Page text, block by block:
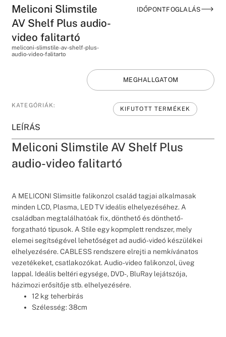
IDŐPONTFOGLALÁS
Meliconi Slimstile
AV Shelf Plus audio-
video falitartó
meliconi-slimstile-av-shelf-plus-
audio-video-falitarto
MEGHALLGATOM
KATEGÓRIÁK:
KIFUTOTT TERMÉKEK
LEÍRÁS
Meliconi Slimstile AV Shelf Plus
audio-video falitartó
A MELICONI Slimsitle falikonzol család tagjai alkalmasak
minden LCD, Plasma, LED TV ideális elhelyezéséhez. A
családban megtalálhatóak fix, dönthető és dönthető-
forgatható típusok. A Stile egy kopmplett rendszer, mely
elemei segítségével lehetőséget ad audió-videó készülékei
elhelyezésére. CABLESS rendszere elrejti a nemkívánatos
vezetékeket, csatlakozókat. Audio-video falikonzol, üveg
lappal. Ideális beltéri egysége, DVD-, BluRay lejátszója,
házimozi erősítője stb. elhelyezésére.
12 kg teherbírás
Szélesség: 38cm